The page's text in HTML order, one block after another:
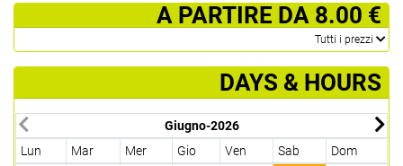
­ A PARTIRE DA 8.00 €
­Tutti i prezzi
DAYS & HOURS
Giugno-2026
Lun
Mar Mer Gio Ven Sab
Dom